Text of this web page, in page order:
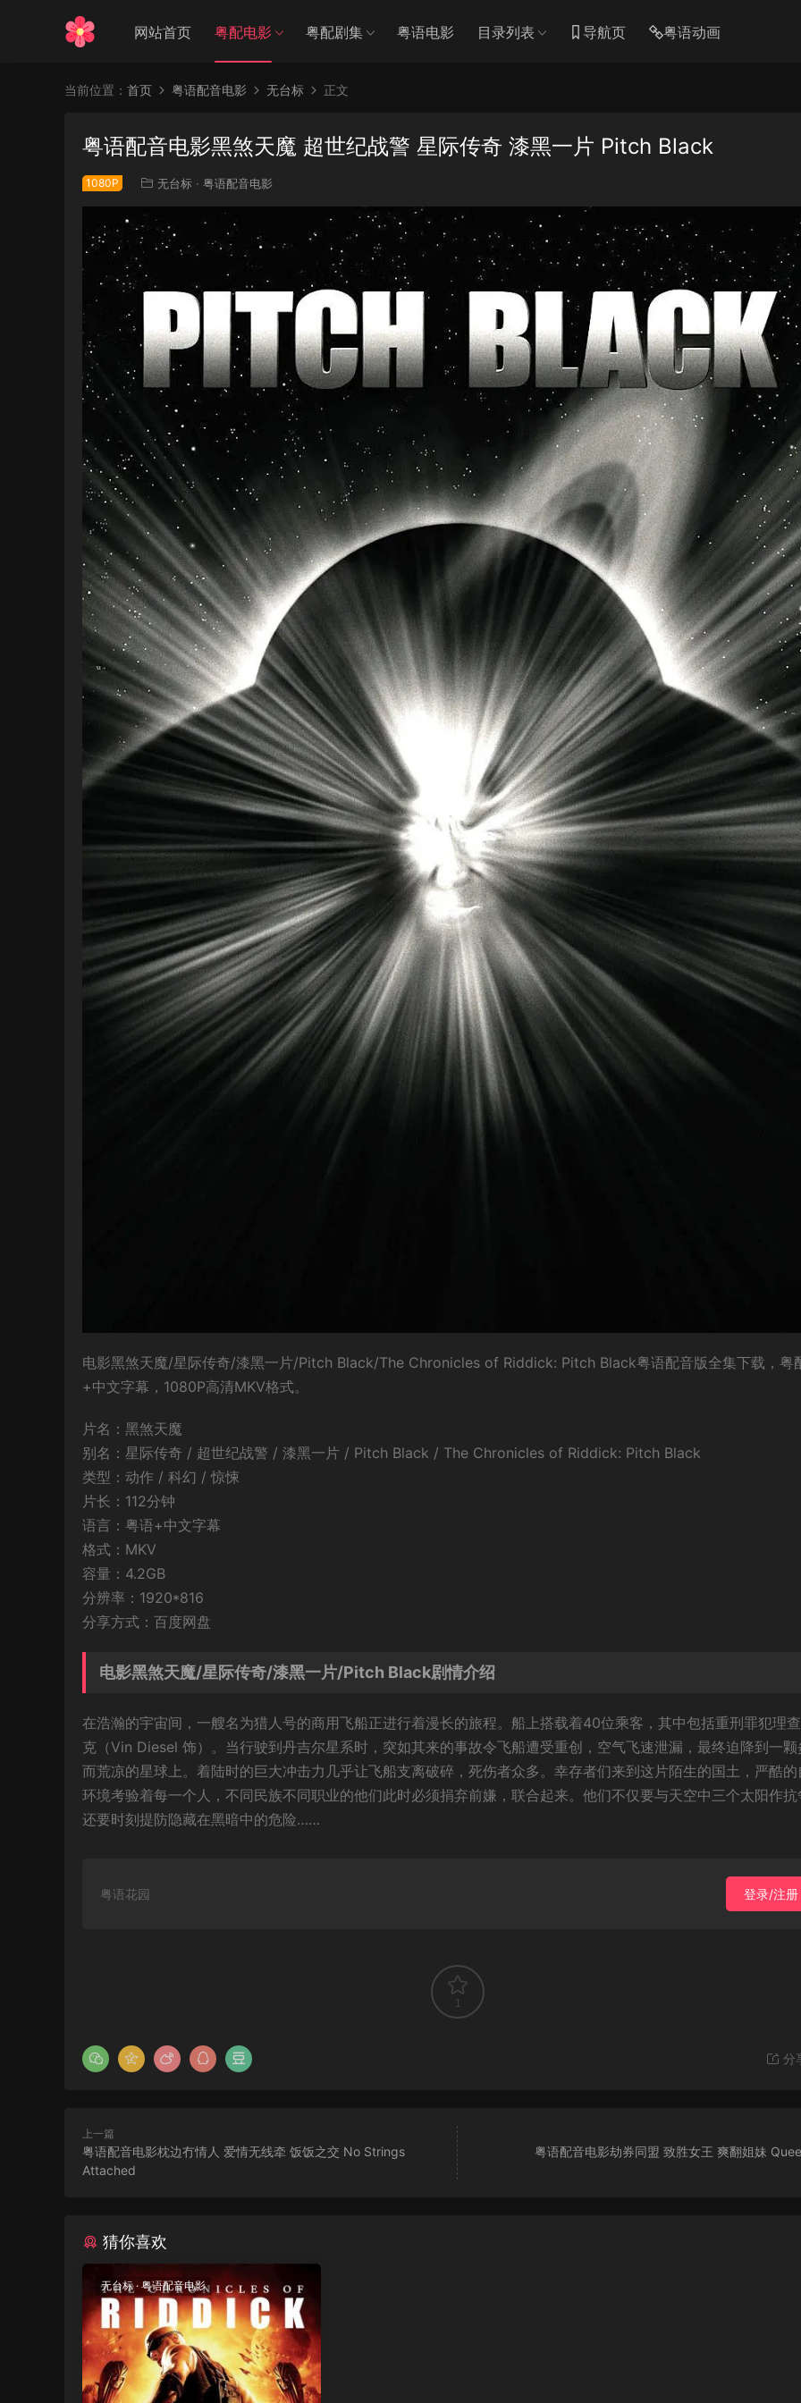
网站首页 粤配电影 粤配剧集 粤语电影 目录列表 导航页 粤语动画
当前位置： 首页 粤语配音电影 无台标 正文
粤语配音电影黑煞天魔 超世纪战警 星际传奇 漆黑一片 Pitch Black
1080P 无台标 · 粤语配音电影
电影黑煞天魔/星际传奇/漆黑一片/Pitch Black/The Chronicles of Riddick: Pitch Black粤语配音版全集下载，粤
+中文字幕，1080P高清MKV格式。
片名：黑煞天魔
别名：星际传奇 / 超世纪战警 / 漆黑一片 / Pitch Black / The Chronicles of Riddick: Pitch Black
类型：动作 / 科幻 / 惊悚
片长：112分钟
语言：粤语+中文字幕
格式：MKV
容量：4.2GB
分辨率：1920*816
分享方式：百度网盘
电影黑煞天魔/星际传奇/漆黑一片/Pitch Black剧情介绍
在浩瀚的宇宙间，一艘名为猎人号的商用飞船正进行着漫长的旅程。船上搭载着40位乘客，其中包括重刑罪犯理查
克（Vin Diesel 饰）。当行驶到丹吉尔星系时，突如其来的事故令飞船遭受重创，空气飞速泄漏，最终迫降到一颗
而荒凉的星球上。着陆时的巨大冲击力几乎让飞船支离破碎，死伤者众多。幸存者们来到这片陌生的国土，严酷的
环境考验着每一个人，不同民族不同职业的他们此时必须捐弃前嫌，联合起来。他们不仅要与天空中三个太阳作抗
还要时刻提防隐藏在黑暗中的危险……
粤语花园 登录/注册
1
分
上一篇
粤语配音电影枕边冇情人 爱情无线牵 饭饭之交 No Strings
Attached
粤语配音电影劫券同盟 致胜女王 爽翻姐妹
猜你喜欢
无台标· 粤语配音电影